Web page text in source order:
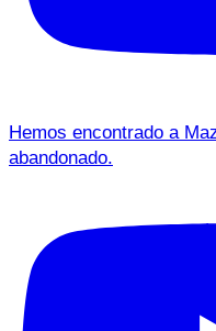
Hemos encontrado a
abandonado.